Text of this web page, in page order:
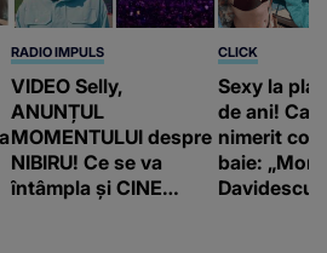
RADIO IMPULS
VIDEO Selly,
ANUNȚUL
MOMENTULUI despre
NIBIRU! Ce se va
întâmpla și CINE
CLICK
Sexy la
de ani!
nimerit
baie:
Davidescu